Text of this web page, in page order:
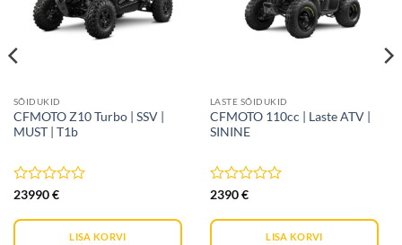
SÕIDUKID
CFMOTO Z10 Turbo | SSV |
MUST | T1b
Hinnanguga
/
23990€
LISA KORVI
LASTE SÕIDUKID
CFMOTO 110cc | Laste ATV |
SININE
Hinnanguga
/
2390€
LISA KORVI